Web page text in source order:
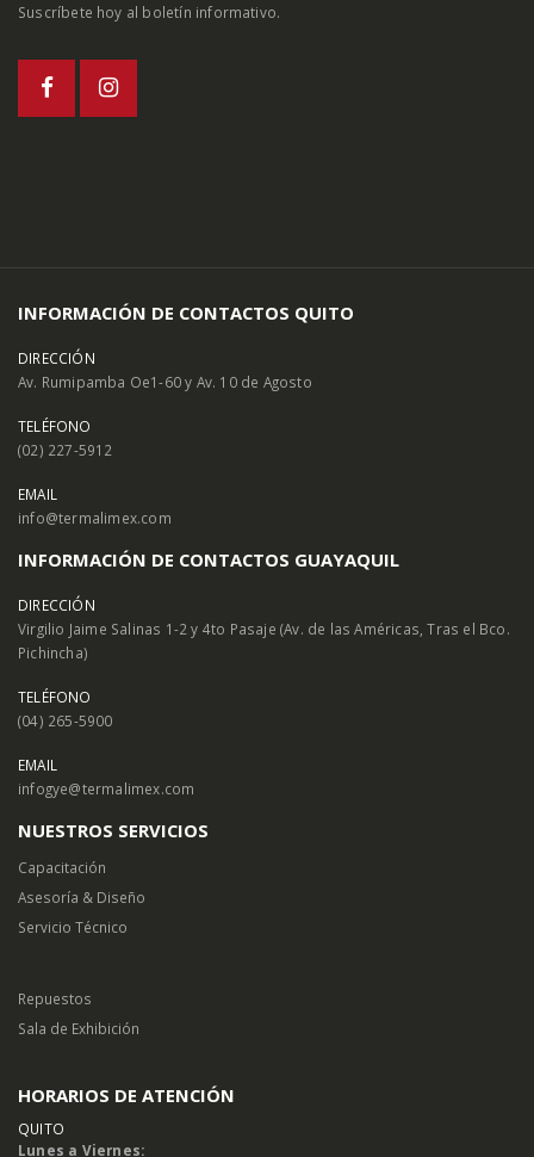
Suscríbete hoy al boletín informativo.
INFORMACIÓN DE CONTACTOS QUITO
DIRECCIÓN
Av. Rumipamba Oe1-60 y Av. 10 de Agosto
TELÉFONO
(02) 227-5912
EMAIL
info@termalimex.com
INFORMACIÓN DE CONTACTOS GUAYAQUIL
DIRECCIÓN
Virgilio Jaime Salinas 1-2 y 4to Pasaje (Av. de las Américas, Tras el Bco.
Pichincha)
TELÉFONO
(04) 265-5900
EMAIL
infogye@termalimex.com
NUESTROS SERVICIOS
Capacitación
Asesoría & Diseño
Servicio Técnico
Repuestos
Sala de Exhibición
HORARIOS DE ATENCIÓN
QUITO
Lunes a Viernes: